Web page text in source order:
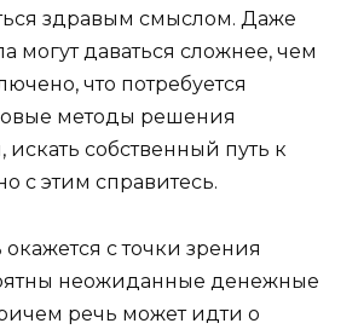
здравым смыслом. Даже
могут даваться сложнее, чем
что потребуется
методы решения
искать собственный путь к
с этим справитесь.
с точки зрения
неожиданные денежные
речь может идти о